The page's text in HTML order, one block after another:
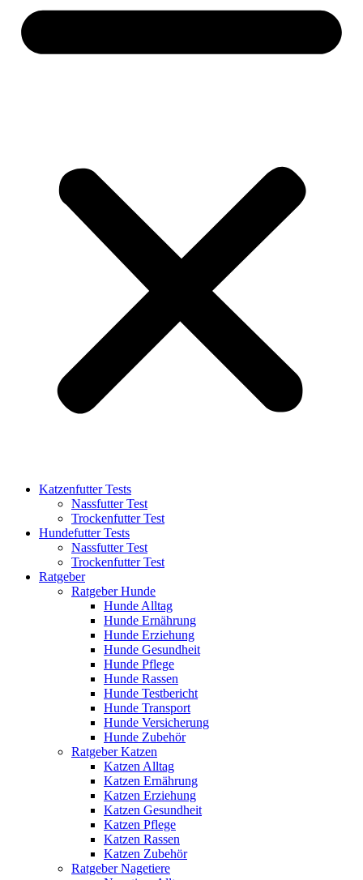
Katzenfutter Tests
Nassfutter Test
Trockenfutter Test
Hundefutter Tests
Nassfutter Test
Trockenfutter Test
Ratgeber
Ratgeber Hunde
Hunde Alltag
Hunde Ernährung
Hunde Erziehung
Hunde Gesundheit
Hunde Pflege
Hunde Rassen
Hunde Testbericht
Hunde Transport
Hunde Versicherung
Hunde Zubehör
Ratgeber Katzen
Katzen Alltag
Katzen Ernährung
Katzen Erziehung
Katzen Gesundheit
Katzen Pflege
Katzen Rassen
Katzen Zubehör
Ratgeber Nagetiere